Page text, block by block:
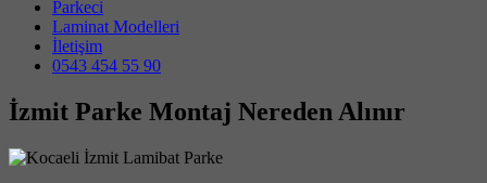
Parkeci
Laminat Modelleri
İletişim
0543 454 55 90
İzmit Parke Montaj Nereden Alınır